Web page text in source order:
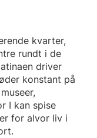
kvarter,
rundt i de
driver
konstant på
I kan spise
for alvor liv i